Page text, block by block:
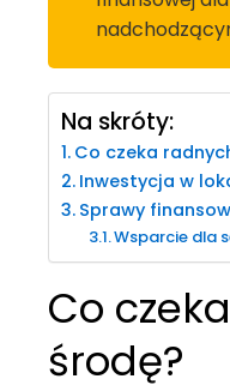
Na skróty:
Co czeka
Inwestycja w
Sprawy
Wsparcie dla
Co
środę?